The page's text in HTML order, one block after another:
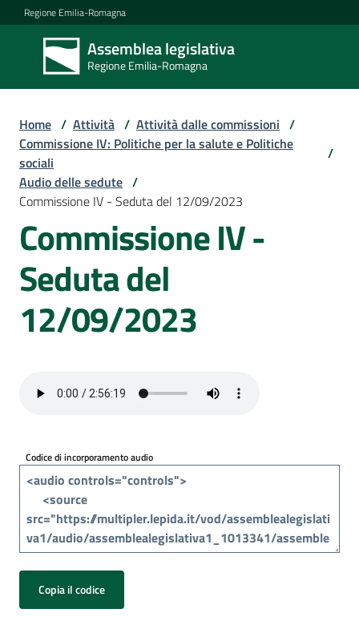
Vai al contenuto
Vai alla navigazione
Vai al footer
Regione Emilia-Romagna
Assemblea legislativa
Regione Emilia-Romagna
Assemblea
legislativa
Regione Emilia-
Assemblea
Attività
media
i
cittadini
Home / Attività / Attività dalle commissioni /
Commissione IV: Politiche per la salute e Politiche
sociali
/
Audio delle sedute /
Commissione IV - Seduta del 12/09/2023
Commissione IV -
Seduta del
12/09/2023
Codice di incorporamento audio
Copia il codice